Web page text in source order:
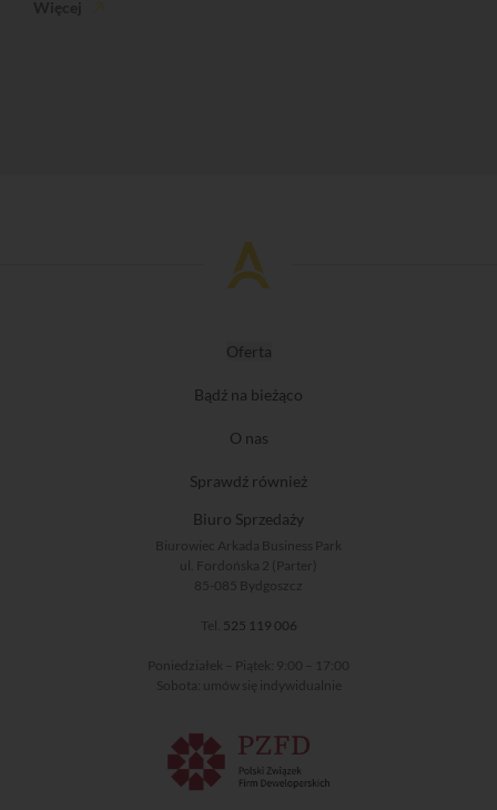
Oferta
Bądź na bieżąco
O nas
Sprawdź również
Biuro Sprzedaży
Biurowiec Arkada Business Park
ul. Fordońska 2 (Parter)
85-085 Bydgoszcz
Tel. 525 119 006
Poniedziałek – Piątek: 9:00 – 17:00
Sobota: umów się indywidualnie